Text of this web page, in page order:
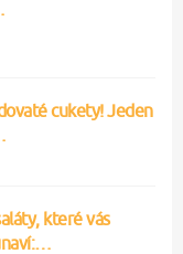
cukety! Jeden
které vás